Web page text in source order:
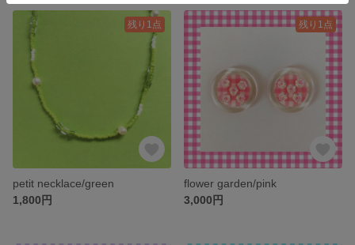
残り1点
petit necklace/green
1,800円
残り1点
flower garden/pink
3,000円